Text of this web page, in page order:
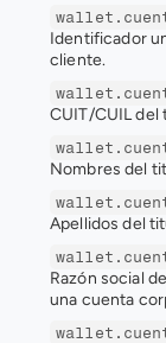
Identificador
cliente.
CUIT/CUIL del
Nombres del
Apellidos del
Razón social
una cuenta